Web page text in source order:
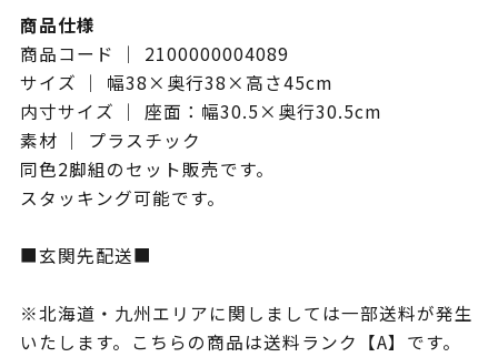
商品仕様
商品コード ｜ 2100000004089
サイズ ｜ 幅38×奥行38×高さ45cm
内寸サイズ ｜ 座面：幅30.5×奥行30.5cm
素材 ｜ プラスチック
同色2脚組のセット販売です。
スタッキング可能です。
■玄関先配送■
※北海道・九州エリアに関しましては一部送料が発生
いたします。こちらの商品は送料ランク【A】です。